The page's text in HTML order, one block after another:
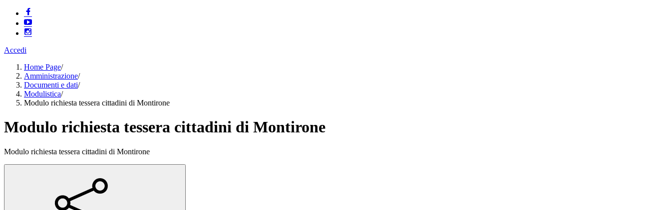
Accedi
Home Page/
Amministrazione/
Documenti e dati/
Modulistica/
Modulo richiesta tessera cittadini di Montirone
Modulo richiesta tessera cittadini di Montirone
Modulo richiesta tessera cittadini di Montirone